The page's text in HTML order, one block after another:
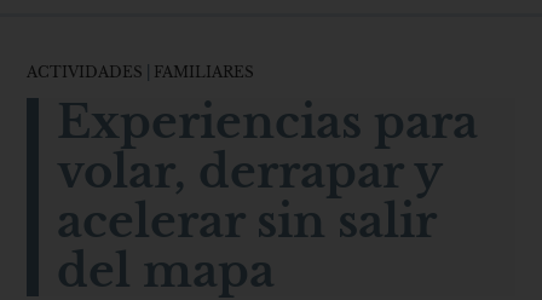
ACTIVIDADES FAMILIARES
Experiencias para
volar, derrapar y
acelerar sin salir
del mapa